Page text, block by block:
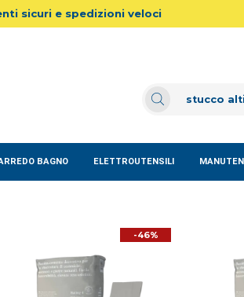
sicuri e spedizioni veloci
BAGNO ELETTROUTENSILI
-46%